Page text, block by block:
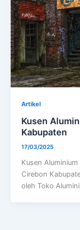
Artikel
Kusen
Kabupaten
17/03/2025
Kusen
Cirebon
oleh Toko